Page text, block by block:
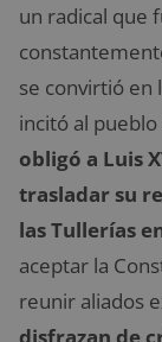
un radical que
se convirtió en
incitó al pueblo
obligó a Luis
trasladar su
las Tullerías
aceptar la
reunir aliados
disfrazan de